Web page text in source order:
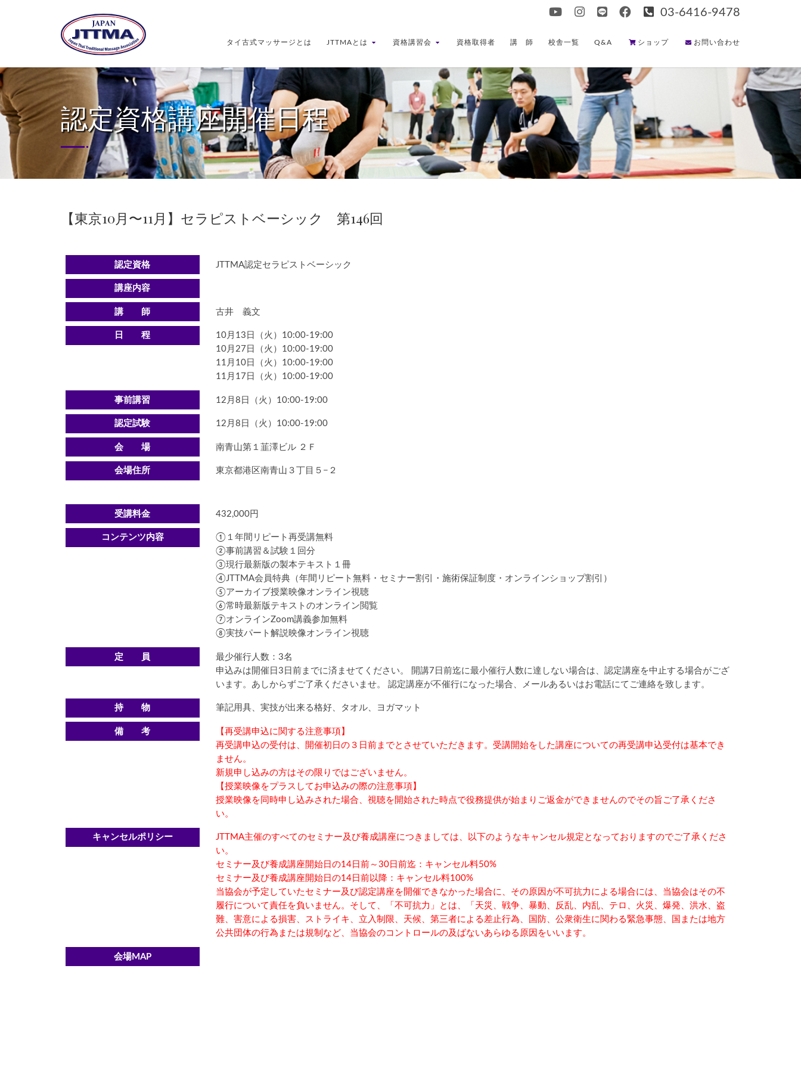
03-6416-9478
タイ古式マッサージとは JTTMAとは 資格講習会 資格取得者 講 師 校舎一覧 Q&A ショップ お問い合わせ
認定資格講座開催日程
【東京10月〜11月】セラピストベーシック 第146回
認定資格 JTTMA認定セラピストベーシック
講座内容
講 師 古井 義文
日 程
10月13日（火）10:00-19:00
10月27日（火）10:00-19:00
11月10日（火）10:00-19:00
11月17日（火）10:00-19:00
事前講習 12月8日（火）10:00-19:00
認定試験 12月8日（火）10:00-19:00
会 場 南青山第１韮澤ビル ２Ｆ
会場住所 東京都港区南青山３丁目５−２
受講料金 432,000円
コンテンツ内容
①１年間リピート再受講無料
②事前講習＆試験１回分
③現行最新版の製本テキスト１冊
④JTTMA会員特典（年間リピート無料・セミナー割引・施術保証制度・オンラインショップ割引）
⑤アーカイブ授業映像オンライン視聴
⑥常時最新版テキストのオンライン閲覧
⑦オンラインZoom講義参加無料
⑧実技パート解説映像オンライン視聴
定 員
最少催行人数：3名
申込みは開催日3日前までに済ませてください。 開講7日前迄に最小催行人数に達しない場合は、認定講座を中止する場合がござ
います。あしからずご了承くださいませ。 認定講座が不催行になった場合、メールあるいはお電話にてご連絡を致します。
持 物 筆記用具、実技が出来る格好、タオル、ヨガマット
備 考
【再受講申込に関する注意事項】
再受講申込の受付は、開催初日の３日前までとさせていただきます。受講開始をした講座についての再受講申込受付は基本でき
ません。
新規申し込みの方はその限りではございません。
【授業映像をプラスしてお申込みの際の注意事項】
授業映像を同時申し込みされた場合、視聴を開始された時点で役務提供が始まりご返金ができませんのでその旨ご了承くださ
い。
キャンセルポリシー
JTTMA主催のすべてのセミナー及び養成講座につきましては、以下のようなキャンセル規定となっておりますのでご了承くださ
い。
セミナー及び養成講座開始日の14日前～30日前迄：キャンセル料50%
セミナー及び養成講座開始日の14日前以降：キャンセル料100%
当協会が予定していたセミナー及び認定講座を開催できなかった場合に、その原因が不可抗力による場合には、当協会はその不
履行について責任を負いません。そして、「不可抗力」とは、「天災、戦争、暴動、反乱、内乱、テロ、火災、爆発、洪水、盗
難、害意による損害、ストライキ、立入制限、天候、第三者による差止行為、国防、公衆衛生に関わる緊急事態、国または地方
公共団体の行為または規制など、当協会のコントロールの及ばないあらゆる原因をいいます。
会場MAP